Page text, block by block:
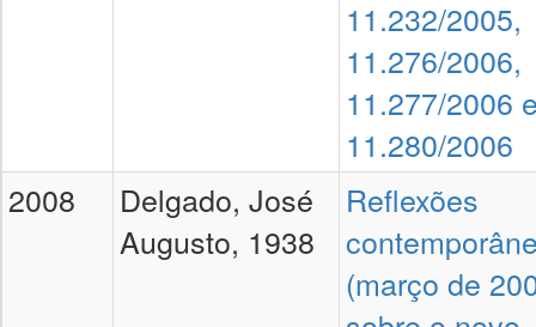
11.232/2005,
11.276/2006,
11.277/2006
11.280/2006
2008
Delgado, José
Augusto, 1938
Reflexões
(março de